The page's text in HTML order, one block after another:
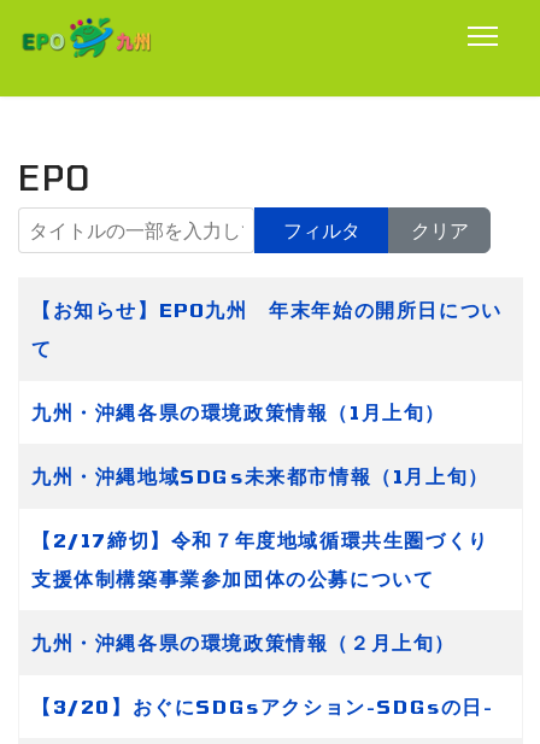
EPO
タイトルの一部を入力してください
フィルタ クリア
タイトル
【お知らせ】EPO九州 年末年始の開所日につい
て
九州・沖縄各県の環境政策情報（1月上旬）
九州・沖縄地域SDGs未来都市情報（1月上旬）
【2/17締切】令和７年度地域循環共生圏づくり
支援体制構築事業参加団体の公募について
九州・沖縄各県の環境政策情報（２月上旬）
【3/20】おぐにSDGsアクション-SDGsの日-